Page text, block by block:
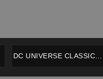
DC UNIVERSE CLASSICS –
IMPECABLE